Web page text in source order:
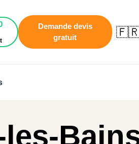
Demande devis
gratuit